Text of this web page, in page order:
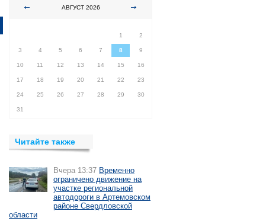
АВГУСТ 2026
1
2
3 4 5 6 7 8 9
10 11 12 13 14 15 16
17 18 19 20 21 22 23
24 25 26 27 28 29 30
31
Читайте также
Вчера 13:37 Временно
ограничено движение на
участке региональной
автодороги в Артемовском
районе Свердловской
области